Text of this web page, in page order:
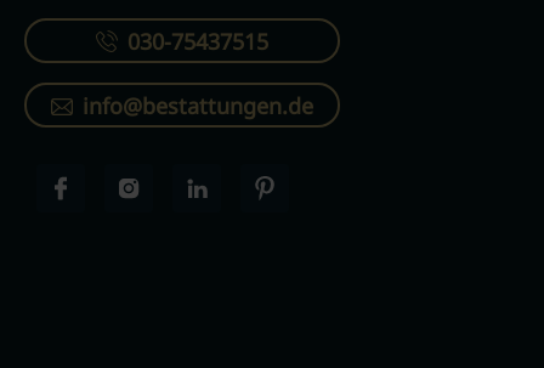
030-75437515
info@bestattungen.de